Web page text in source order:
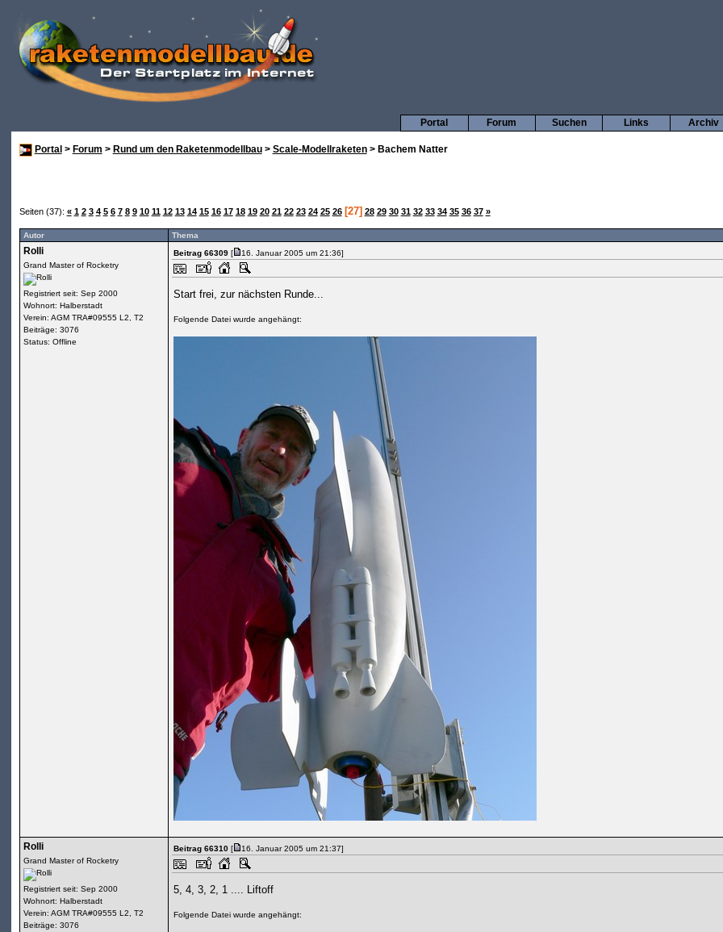
Archiv
Links
Suchen
Forum
Portal
Portal > Forum > Rund um den Raketenmodellbau> Scale-Modellraketen> Bachem Natter
Seiten (37): « 1 2 3 4 5 6 7 8 9 10 11 12 13 14 15 16 17 18 19 20 21 22 23 24 25 26 [27] 28 29 30 31 32 33 34 35 36 37 »
Autor Thema
Rolli
Grand Master of Rocketry
Registriert seit: Sep 2000
Wohnort: Halberstadt
Verein: AGM TRA#09555 L2, T2
Beiträge: 3076
Status: Offline
Beitrag 66309[
16. Januar 2005 um 21:36]
Start frei, zur nächsten Runde...
Folgende Datei wurde angehängt:
Rolli
Grand Master of Rocketry
Registriert seit: Sep 2000
Wohnort: Halberstadt
Verein: AGM TRA#09555 L2, T2
Beiträge: 3076
Beitrag 66310[
16. Januar 2005 um 21:37]
5, 4, 3, 2, 1 .... Liftoff
Folgende Datei wurde angehängt: